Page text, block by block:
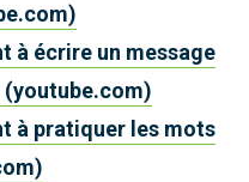
à écrire un message
(youtube.com)
à pratiquer les mots